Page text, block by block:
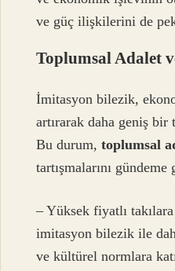
ve güç ilişkilerini de
Toplumsal Adalet
İmitasyon bilezik,
artırarak daha geniş bir
Bu durum,toplumsal
tartışmalarını gündeme
– Yüksek fiyatlı
imitasyon bilezik ile
ve kültürel normlara